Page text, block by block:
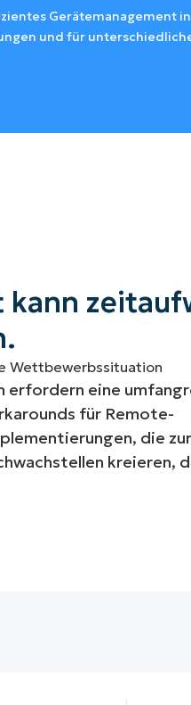
Gerätemanagement
und für
kann
erfordern eine
für Remote-
die zur
kreieren,